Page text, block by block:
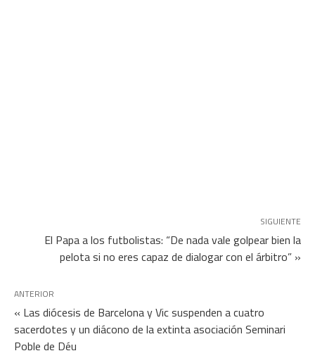
SIGUIENTE
El Papa a los futbolistas: “De nada vale golpear bien la
pelota si no eres capaz de dialogar con el árbitro” »
ANTERIOR
« Las diócesis de Barcelona y Vic suspenden a cuatro
sacerdotes y un diácono de la extinta asociación Seminari
Poble de Déu